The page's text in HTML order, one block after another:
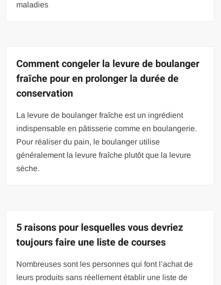
maladies
Comment congeler la levure de boulanger
fraîche pour en prolonger la durée de
conservation
La levure de boulanger fraîche est un ingrédient
indispensable en pâtisserie comme en boulangerie.
Pour réaliser du pain, le boulanger utilise
généralement la levure fraîche plutôt que la levure
sèche.
5 raisons pour lesquelles vous devriez
toujours faire une liste de courses
Nombreuses sont les personnes qui font l’achat de
leurs produits sans réellement établir une liste de